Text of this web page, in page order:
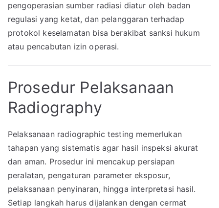
pengoperasian sumber radiasi diatur oleh badan
regulasi yang ketat, dan pelanggaran terhadap
protokol keselamatan bisa berakibat sanksi hukum
atau pencabutan izin operasi.
Prosedur Pelaksanaan
Radiography
Pelaksanaan radiographic testing memerlukan
tahapan yang sistematis agar hasil inspeksi akurat
dan aman. Prosedur ini mencakup persiapan
peralatan, pengaturan parameter eksposur,
pelaksanaan penyinaran, hingga interpretasi hasil.
Setiap langkah harus dijalankan dengan cermat